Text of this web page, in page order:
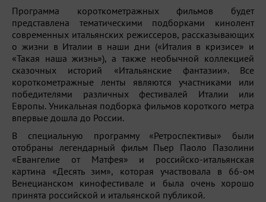
Программа короткометражных фильмов будет
представлена тематическими подборками кинолент
современных итальянских режиссеров, рассказывающих
о жизни в Италии в наши дни («Италия в кризисе» и
«Такая наша жизнь»), а также необычной коллекцией
сказочных историй «Итальянские фантазии». Все
короткометражные ленты являются участниками или
победителями различных фестивалей Италии или
Европы. Уникальная подборка фильмов короткого метра
впервые дошла до России.
В специальную программу «Ретроспективы» были
отобраны легендарный фильм Пьер Паоло Пазолини
«Евангелие от Матфея» и российско-итальянская
картина «Десять зим», которая участвовала в 66-ом
Венецианском кинофестивале и была очень хорошо
принята российской и итальянской публикой.